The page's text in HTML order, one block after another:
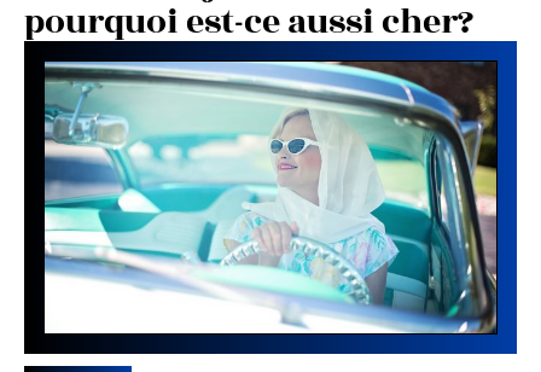
pourquoi est-ce aussi cher?